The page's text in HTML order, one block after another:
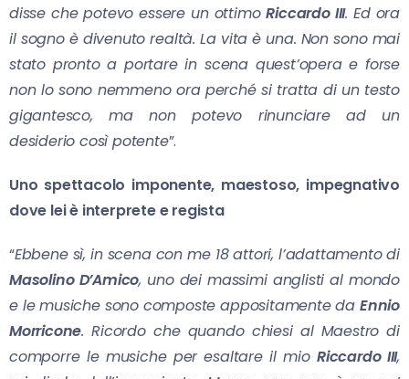
disse che potevo essere un ottimoRiccardo III. Ed ora
il sogno è divenuto realtà. La vita è una. Non sono mai
stato pronto a portare in scena quest’opera e forse
non lo sono nemmeno ora perché si tratta di un testo
gigantesco, ma non potevo rinunciare ad un
desiderio così potente”.
Uno spettacolo imponente, maestoso, impegnativo
dove lei è interprete e regista
“Ebbene sì, in scena con me 18 attori, l’adattamento di
Masolino D’Amico, uno dei massimi anglisti al mondo
e le musiche sono composte appositamente da Ennio
Morricone. Ricordo che quando chiesi al Maestro di
comporre le musiche per esaltare il mioRiccardo III,